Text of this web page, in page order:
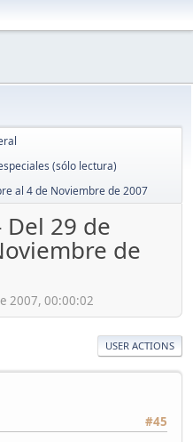
(sólo lectura)
al 4 de Noviembre de 2007
Del 29 de
de
2007, 00:00:02
USER ACTIONS
#45